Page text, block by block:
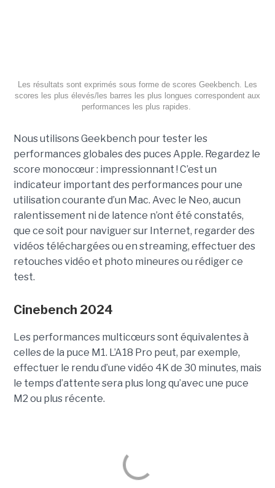
Les résultats sont exprimés sous forme de scores Geekbench. Les
scores les plus élevés/les barres les plus longues correspondent aux
performances les plus rapides.
Nous utilisons Geekbench pour tester les
performances globales des puces Apple. Regardez le
score monocœur : impressionnant ! C’est un
indicateur important des performances pour une
utilisation courante d’un Mac. Avec le Neo, aucun
ralentissement ni de latence n’ont été constatés,
que ce soit pour naviguer sur Internet, regarder des
vidéos téléchargées ou en streaming, effectuer des
retouches vidéo et photo mineures ou rédiger ce
test.
Cinebench 2024
Les performances multicœurs sont équivalentes à
celles de la puce M1. L’A18 Pro peut, par exemple,
effectuer le rendu d’une vidéo 4K de 30 minutes, mais
le temps d’attente sera plus long qu’avec une puce
M2 ou plus récente.